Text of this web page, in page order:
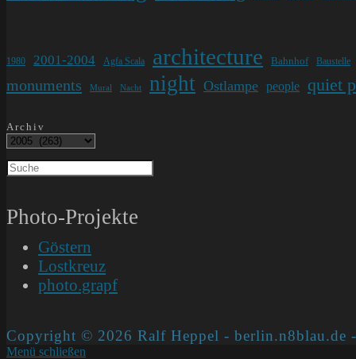
1980 2001-2004 Agfa Scala architecture Bahnhof Baustelle
monuments Mural Nacht night Ostlampe people quiet
Archiv
Photo-Projekte
Göstern
Lostkreuz
photo.grapf
Copyright © 2026 Ralf Heppel - berlin.n8blau.de
Menü schließen